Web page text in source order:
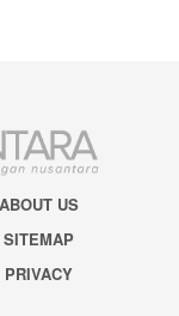
ABOUT US
SITEMAP
PRIVACY